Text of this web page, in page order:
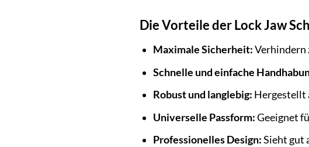
Die Vorteile der Lock Jaw
Maximale Sicherheit:Verhindern
Schnelle und einfache
Robust und langlebig: Hergestellt
Universelle Passform:Geeignet
Professionelles Design:Sieht gut